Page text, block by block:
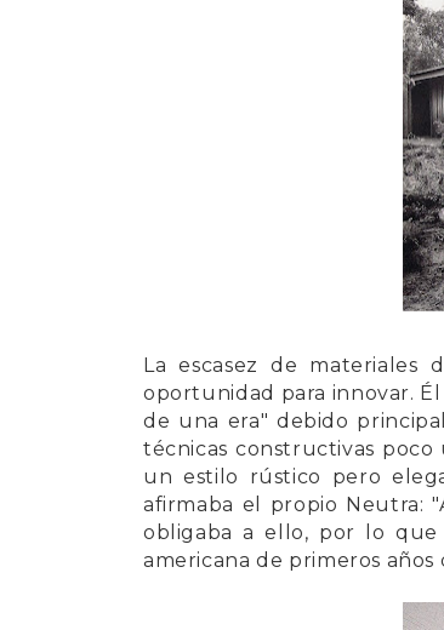
La escasez de materiales
oportunidad para innovar. Él
de una era" debido
técnicas constructivas
un estilo rústico pero
afirmaba el propio Neutra:
obligaba a ello, por lo
americana de primeros años